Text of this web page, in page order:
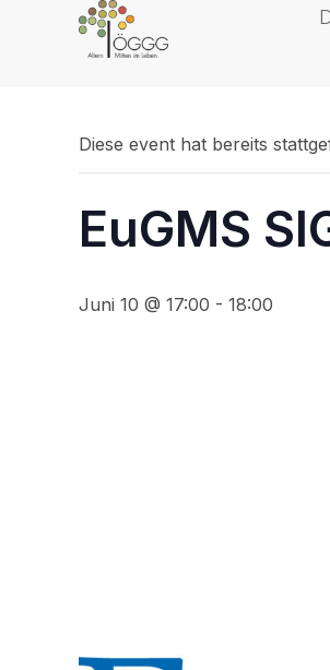
Diese event hat bereits
EuGMS
Juni 10 @ 17:00 - 18:00